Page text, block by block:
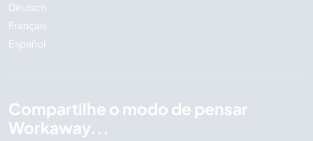
Deutsch
Français
Español
Compartilhe o modo de pensar
Workaway...